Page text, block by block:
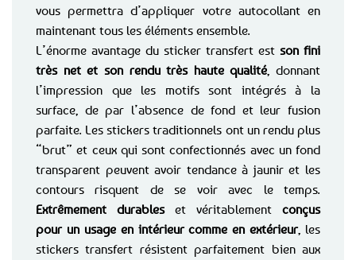
vous permettra d’appliquer votre autocollant en
maintenant tous les éléments ensemble.
L’énorme avantage du sticker transfert est son fini
très net et son rendu très haute qualité, donnant
l’impression que les motifs sont intégrés à la
surface, de par l’absence de fond et leur fusion
parfaite. Les stickers traditionnels ont un rendu plus
“brut” et ceux qui sont confectionnés avec un fond
transparent peuvent avoir tendance à jaunir et les
contours risquent de se voir avec le temps.
Extrêmement durableset véritablement conçus
pour un usage en intérieur comme en extérieur, les
stickers transfert résistent parfaitement bien aux